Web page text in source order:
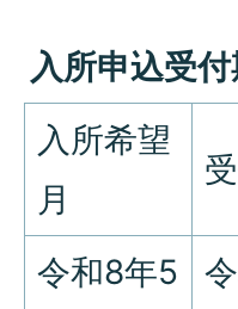
入所申込受付
入所希望
月
令和8年5